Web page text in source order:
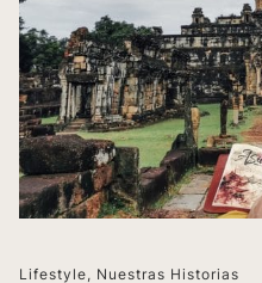
Lifestyle, Nuestras Historias